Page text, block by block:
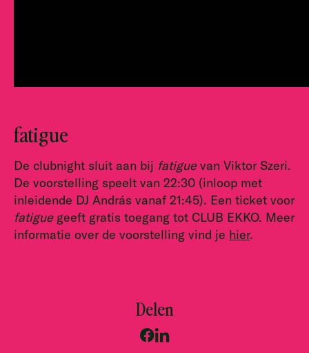
fatigue
De clubnight sluit aan bij fatiguevan Viktor Szeri.
De voorstelling speelt van 22:30 (inloop met
inleidende DJ András vanaf 21:45). Een ticket voor
fatiguegeeft gratis toegang tot CLUB EKKO. Meer
informatie over de voorstelling vind je hier.
Delen